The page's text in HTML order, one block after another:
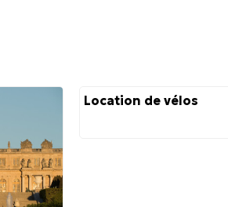
Location de vélos